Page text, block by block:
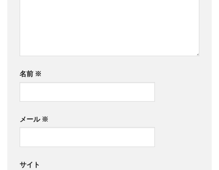
名前 ※
メール ※
サイト